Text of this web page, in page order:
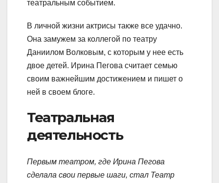
театральным событием.
В личной жизни актрисы также все удачно.
Она замужем за коллегой по театру
Даниилом Волковым, с которым у нее есть
двое детей. Ирина Пегова считает семью
своим важнейшим достижением и пишет о
ней в своем блоге.
Театральная
деятельность
Первым театром, где Ирина Пегова
сделала свои первые шаги, стал Театр